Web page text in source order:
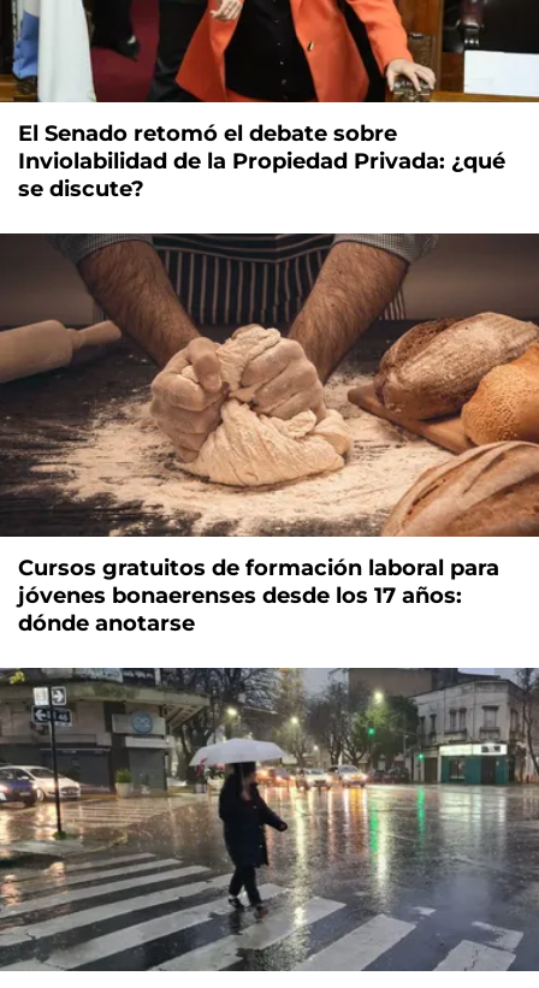
El Senado retomó el debate sobre
Inviolabilidad de la Propiedad Privada: ¿qué
se discute?
Cursos gratuitos de formación laboral para
jóvenes bonaerenses desde los 17 años:
dónde anotarse